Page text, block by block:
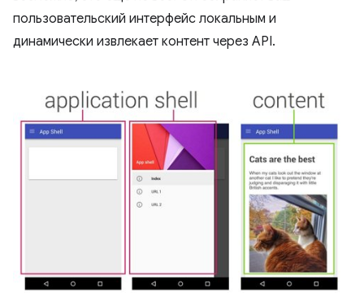
пользовательский интерфейс локальным и
динамически извлекает контент через API.